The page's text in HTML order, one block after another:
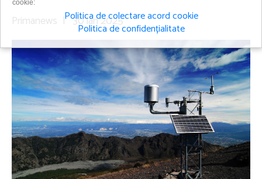
Primanews | 30 ian 2025
cookie:
Politica de colectare acord cookie
Politica de confidențialitate